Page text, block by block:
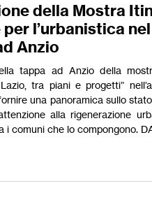
della Mostra
l’urbanistica
Anzio
tappa ad Anzio della
tra piani e progetti”
una panoramica sullo
alla rigenerazione
i comuni che lo compongono.